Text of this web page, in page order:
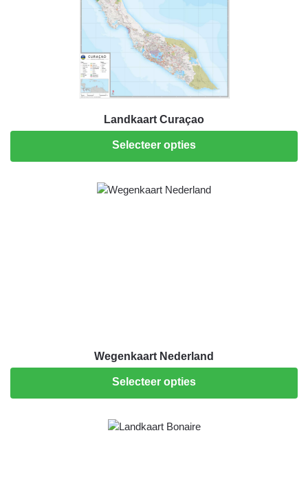
Landkaart Curaçao
Selecteer opties
Wegenkaart Nederland
Selecteer opties